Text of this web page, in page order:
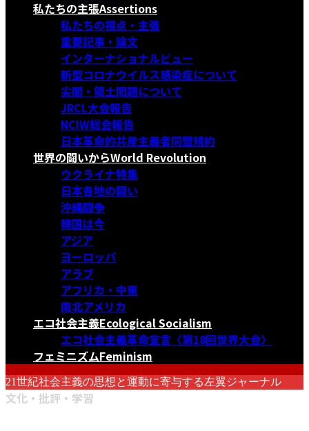
私たちの主張Assertions
私たちの視点・主張
重要記事・論文
インターナショナルビュー
新型コロナウイルス感染症について
尖閣・領土問題について
JRCL大会報告
NCIW総会報告
日本革命的共産主義者同盟規約
世界の闘いからWorld Revolution
ウクライナ特集
日本各地の闘い
沖縄闘争
韓国は今
アジア
ヨーロッパ
アラブ
アフリカ・中東
南北アメリカ
エコ社会主義Ecological Socialism
エコ社会主義革命宣言〈第18回世界大会〉
フェミニズムFeminism
21世紀社会主義の思想と運動に寄与する左翼ジャーナル
文化・批評・学習